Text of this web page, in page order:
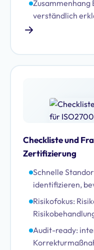
Zusammenhang
verständlich
Checkliste und
Zertifizierung
Schnelle
identifizieren,
Risikofokus:
Audit-ready: